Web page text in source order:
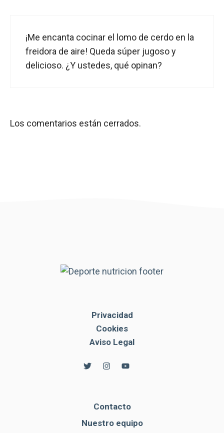
¡Me encanta cocinar el lomo de cerdo en la
freidora de aire! Queda súper jugoso y
delicioso. ¿Y ustedes, qué opinan?
Los comentarios están cerrados.
Privacidad
Cookies
Aviso Legal
Contacto
Nuestro equipo